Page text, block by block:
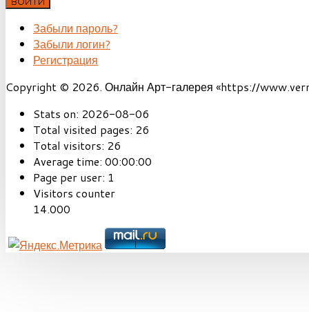
Забыли пароль?
Забыли логин?
Регистрация
Copyright © 2026. Онлайн Арт-галерея «https://
Stats on: 2026-08-06
Total visited pages: 26
Total visitors: 26
Average time: 00:00:00
Page per user: 1
Visitors counter
14.000